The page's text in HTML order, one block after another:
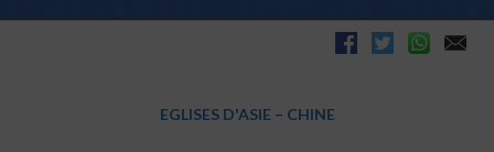
EGLISES D'ASIE – CHINE